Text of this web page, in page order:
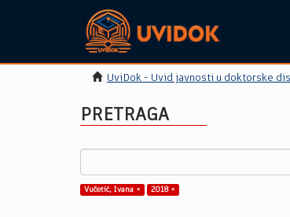
UviDok - Uvid javnosti u doktorske
PRETRAGA
Vučetić, Ivana × 2018 ×